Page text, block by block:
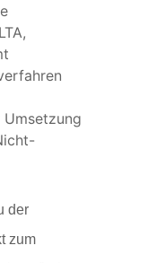
Umsetzung
der
zum